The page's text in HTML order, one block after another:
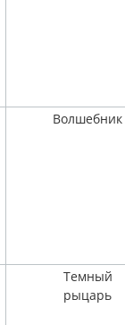
Волшебник
Темный
рыцарь